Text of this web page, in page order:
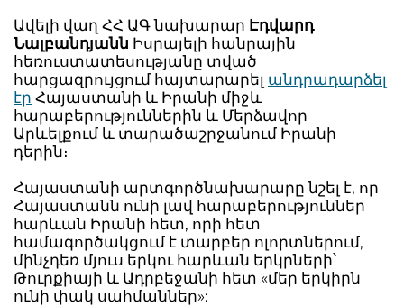
Ավելի վաղ ՀՀ ԱԳ նախարար Էդվարդ
Նալբանդյանն Իսրայելի հանրային
հեռուստատեսությանը տված
հարցազրույցում հայտարարել անդրադարձել
էր Հայաստանի և Իրանի միջև
հարաբերություններին և Մերձավոր
Արևելքում և տարածաշրջանում Իրանի
դերին։
Հայաստանի արտգործնախարարը նշել է, որ
Հայաստանն ունի լավ հարաբերություններ
հարևան Իրանի հետ, որի հետ
համագործակցում է տարբեր ոլորտներում,
մինչդեռ մյուս երկու հարևան երկրների՝
Թուրքիայի և Ադրբեջանի հետ «մեր երկիրն
ունի փակ սահմաններ»: